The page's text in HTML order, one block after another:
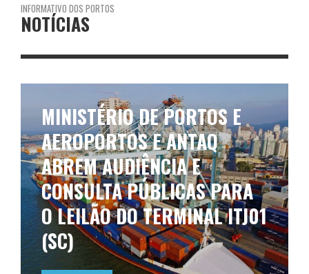
INFORMATIVO DOS PORTOS
NOTÍCIAS
MINISTÉRIO DE PORTOS E
AEROPORTOS E ANTAQ
ABREM AUDIÊNCIA E
CONSULTA PÚBLICAS PARA
O LEILÃO DO TERMINAL ITJ01
(SC)